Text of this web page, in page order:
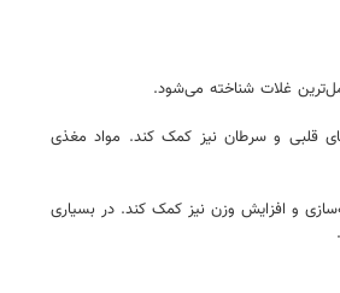
قلبی و سرطان نیز کمک کند. مواد مغذی
و افزایش وزن نیز کمک کند. در بسیاری